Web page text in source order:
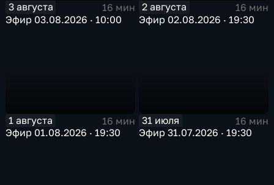
3 августа
16 мин
Эфир 03.08.2026 · 10:00
2 августа
16 мин
Эфир 02.08.2026 · 19:30
1 августа
16 мин
Эфир 01.08.2026 · 19:30
31 июля
16 мин
Эфир 31.07.2026 · 19:30